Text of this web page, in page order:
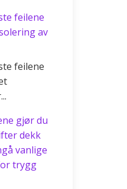
feilene
av
feilene
gjør du
dekk
vanlige
trygg